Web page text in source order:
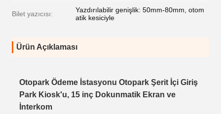
Bilet yazıcısı:
Yazdırılabilir genişlik: 50mm-80mm, otom
atik kesiciyle
Ürün Açıklaması
Otopark Ödeme İstasyonu Otopark Şerit İçi Giriş
Park Kiosk'u, 15 inç Dokunmatik Ekran ve
İnterkom